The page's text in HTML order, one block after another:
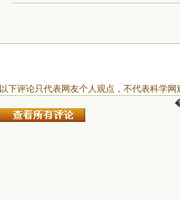
以下评论只代表网友个人观点，不代表科学网